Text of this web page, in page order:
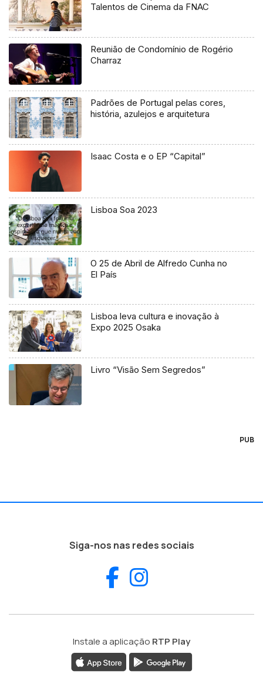
Talentos de Cinema da FNAC
Reunião de Condomínio de Rogério
Charraz
Padrões de Portugal pelas cores,
história, azulejos e arquitetura
Isaac Costa e o EP “Capital”
Lisboa Soa 2023
O 25 de Abril de Alfredo Cunha no
El País
Lisboa leva cultura e inovação à
Expo 2025 Osaka
Livro “Visão Sem Segredos”
PUB
Siga-nos nas redes sociais
Facebook
Instale a aplicação RTP Play